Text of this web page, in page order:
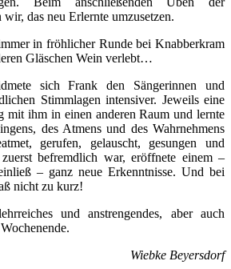
das neu Erlernte umzusetzen.
in fröhlicher Runde bei Knabberkram
Gläschen Wein verlebt…
sich Frank den Sängerinnen und
Stimmlagen intensiver. Jeweils eine
mit ihm in einen anderen Raum und lernte
des Atmens und des Wahrnehmens
gerufen, gelauscht, gesungen und
befremdlich war, eröffnete einem –
– ganz neue Erkenntnisse. Und bei
nicht zu kurz!
und anstrengendes, aber auch
Wiebke Beyersdorf